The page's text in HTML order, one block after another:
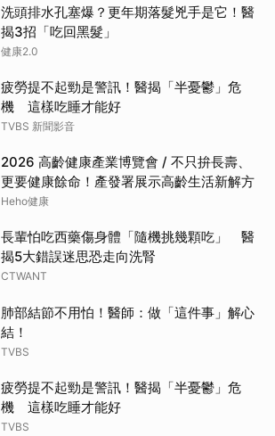
洗頭排水孔塞爆？更年期落髮兇手是它！醫
揭3招「吃回黑髮」
健康2.0
疲勞提不起勁是警訊！醫揭「半憂鬱」危
機 這樣吃睡才能好
TVBS 新聞影音
2026 高齡健康產業博覽會 / 不只拚長壽、
更要健康餘命！產發署展示高齡生活新解方
Heho健康
長輩怕吃西藥傷身體「隨機挑幾顆吃」 醫
揭5大錯誤迷思恐走向洗腎
CTWANT
肺部結節不用怕！醫師：做「這件事」解心
結！
TVBS
疲勞提不起勁是警訊！醫揭「半憂鬱」危
機 這樣吃睡才能好
TVBS